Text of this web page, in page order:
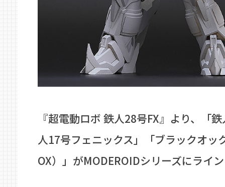
『超電動ロボ 鉄人28号FX』より、「
人17号フェニックス」「ブラックオッ
OX）」がMODEROIDシリーズにライ